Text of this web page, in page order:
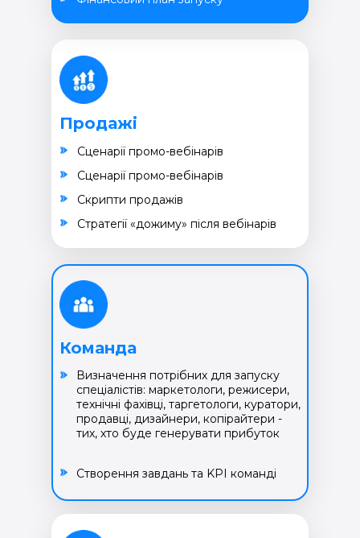
Команда
Визначення потрібних для запуску
спеціалістів: маркетологи, режисери,
технічні фахівці, таргетологи, куратори,
продавці, дизайнери, копірайтери -
тих, хто буде генерувати прибуток
Створення завдань та KPI команді
Продажі
Cценарії промо-вебінарів
Cкрипти продажів
Cценарії промо-вебінарів
Cтратегії «дожиму» після вебінарів